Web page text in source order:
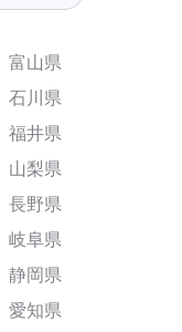
富山県
石川県
福井県
山梨県
長野県
岐阜県
静岡県
愛知県